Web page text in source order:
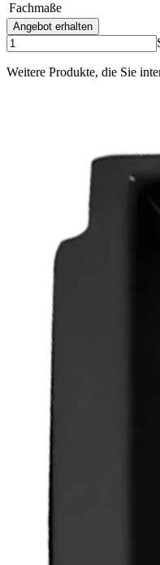
Fachmaße
Angebot erhalten
Weitere Produkte, die Sie